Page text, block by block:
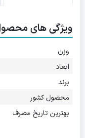
ویژگی های
وزن
ابعاد
برند
محصول کشور
بهترین تاریخ مصرف